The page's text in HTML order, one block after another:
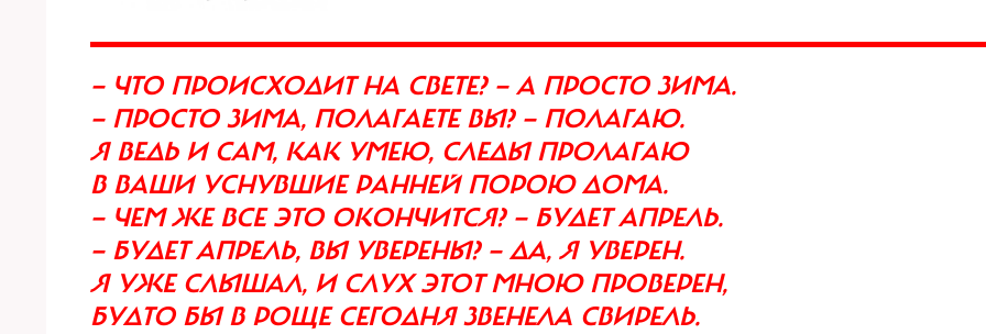
— ЧТО ПРОИСХОДИТ НА СВЕТЕ? — А ПРОСТО ЗИМА.
— ПРОСТО ЗИМА, ПОЛАГАЕТЕ ВЫ? — ПОЛАГАЮ.
Я ВЕДЬ И САМ, КАК УМЕЮ, СЛЕДЫ ПРОЛАГАЮ
В ВАШИ УСНУВШИЕ РАННЕЙ ПОРОЮ ДОМА.
— ЧЕМ ЖЕ ВСЕ ЭТО ОКОНЧИТСЯ? — БУДЕТ АПРЕЛЬ.
— БУДЕТ АПРЕЛЬ, ВЫ УВЕРЕНЫ? — ДА, Я УВЕРЕН.
Я УЖЕ СЛЫШАЛ, И СЛУХ ЭТОТ МНОЮ ПРОВЕРЕН,
БУДТО БЫ В РОЩЕ СЕГОДНЯ ЗВЕНЕЛА СВИРЕЛЬ.